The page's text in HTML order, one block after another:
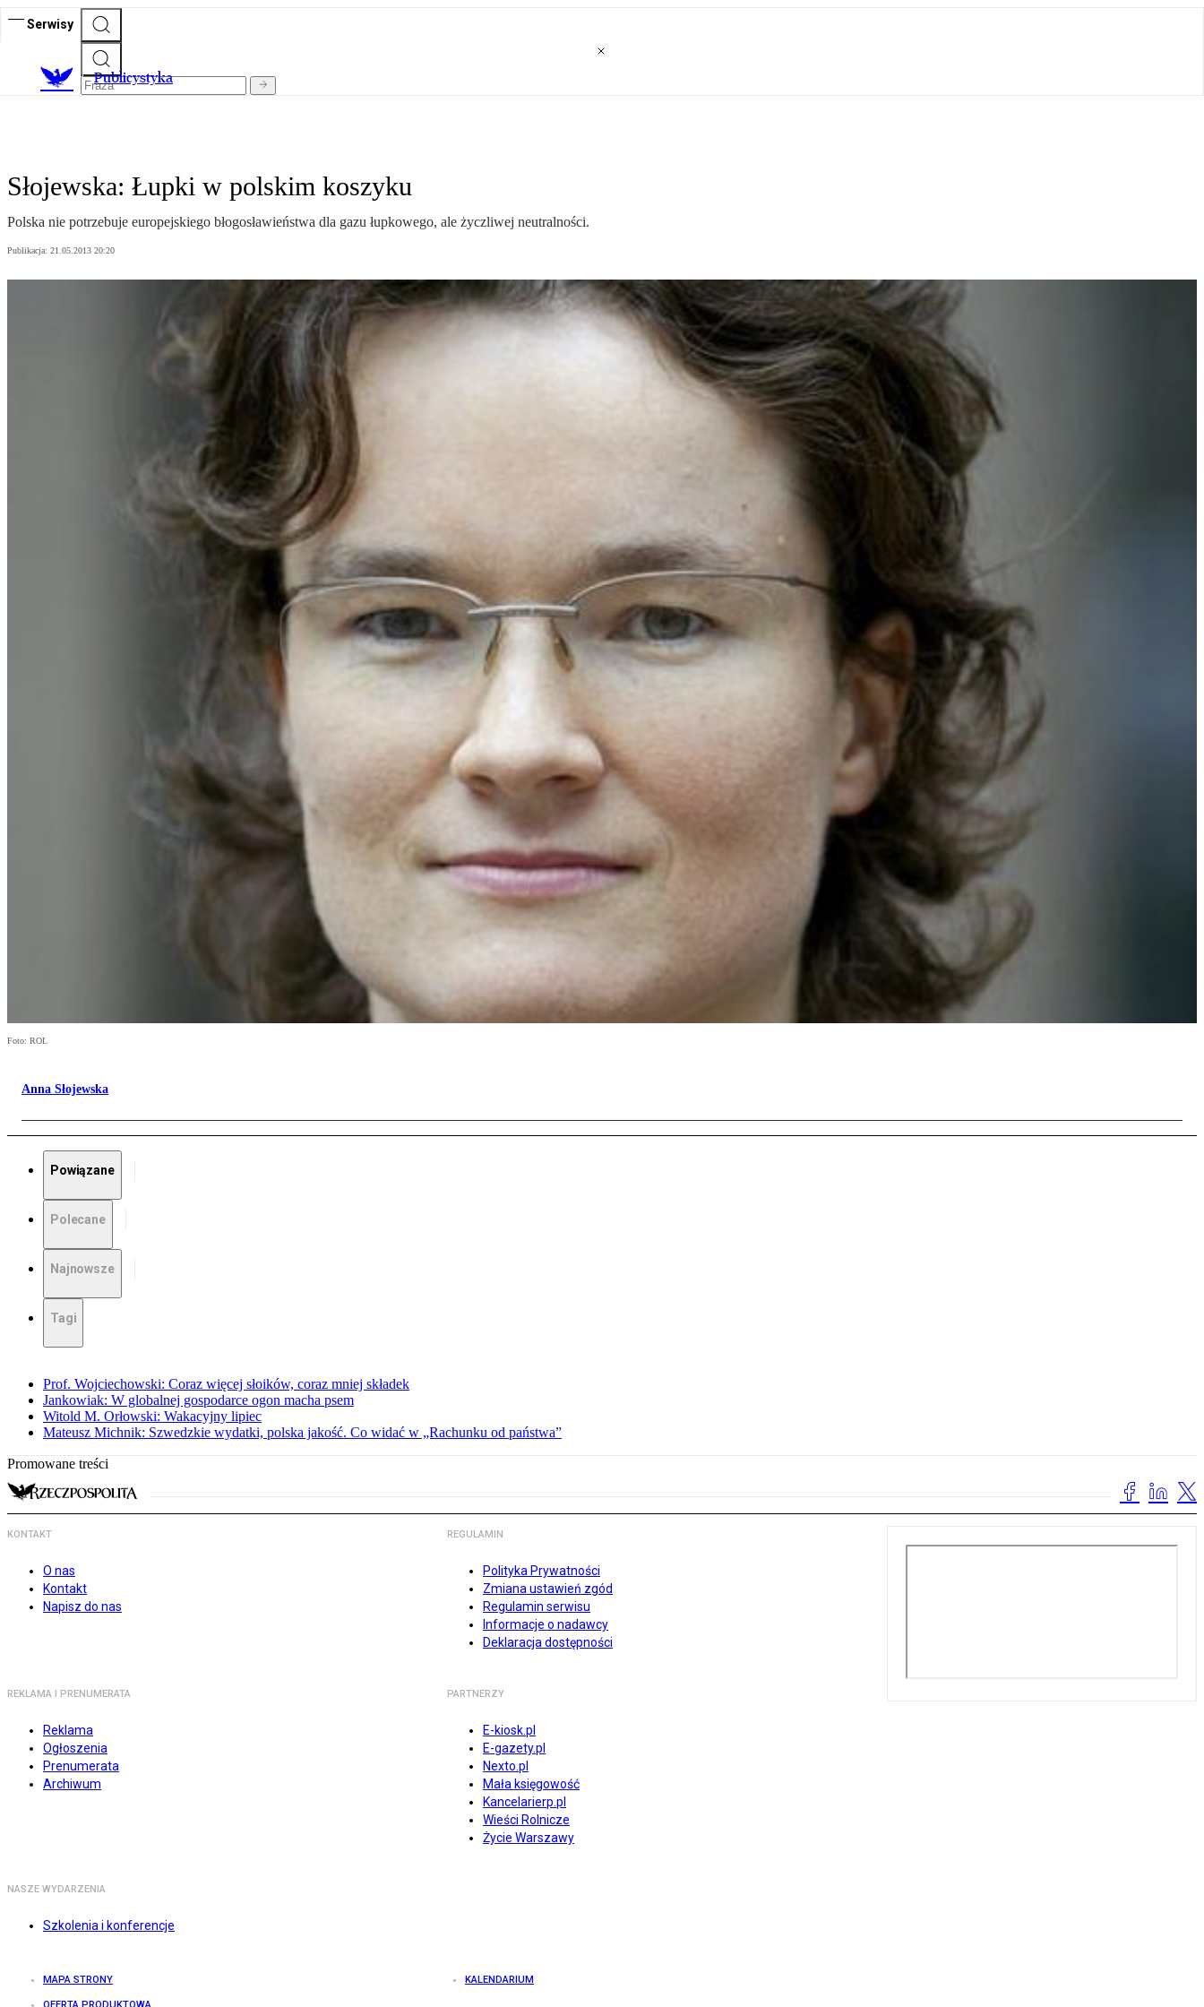
Serwisy
Publicystyka
Słojewska: Łupki w polskim koszyku
Polska nie potrzebuje europejskiego błogosławieństwa dla gazu łupkowego, ale życzliwej neutralności.
Publikacja: 21.05.2013 20:20
Foto: ROL
Anna Słojewska
Powiązane
Polecane
Najnowsze
Tagi
Prof. Wojciechowski: Coraz więcej słoików, coraz mniej składek
Jankowiak: W globalnej gospodarce ogon macha psem
Witold M. Orłowski: Wakacyjny lipiec
Mateusz Michnik: Szwedzkie wydatki, polska jakość. Co widać w „Rachunku od państwa”
Promowane treści
KONTAKT
O nas
Kontakt
Napisz do nas
REGULAMIN
Polityka Prywatności
Zmiana ustawień zgód
Regulamin serwisu
Informacje o nadawcy
Deklaracja dostępności
REKLAMA I PRENUMERATA
Reklama
Ogłoszenia
Prenumerata
Archiwum
PARTNERZY
E-kiosk.pl
E-gazety.pl
Nexto.pl
Mała księgowość
Kancelarierp.pl
Wieści Rolnicze
Życie Warszawy
NASZE WYDARZENIA
Szkolenia i konferencje
MAPA STRONY KALENDARIUM